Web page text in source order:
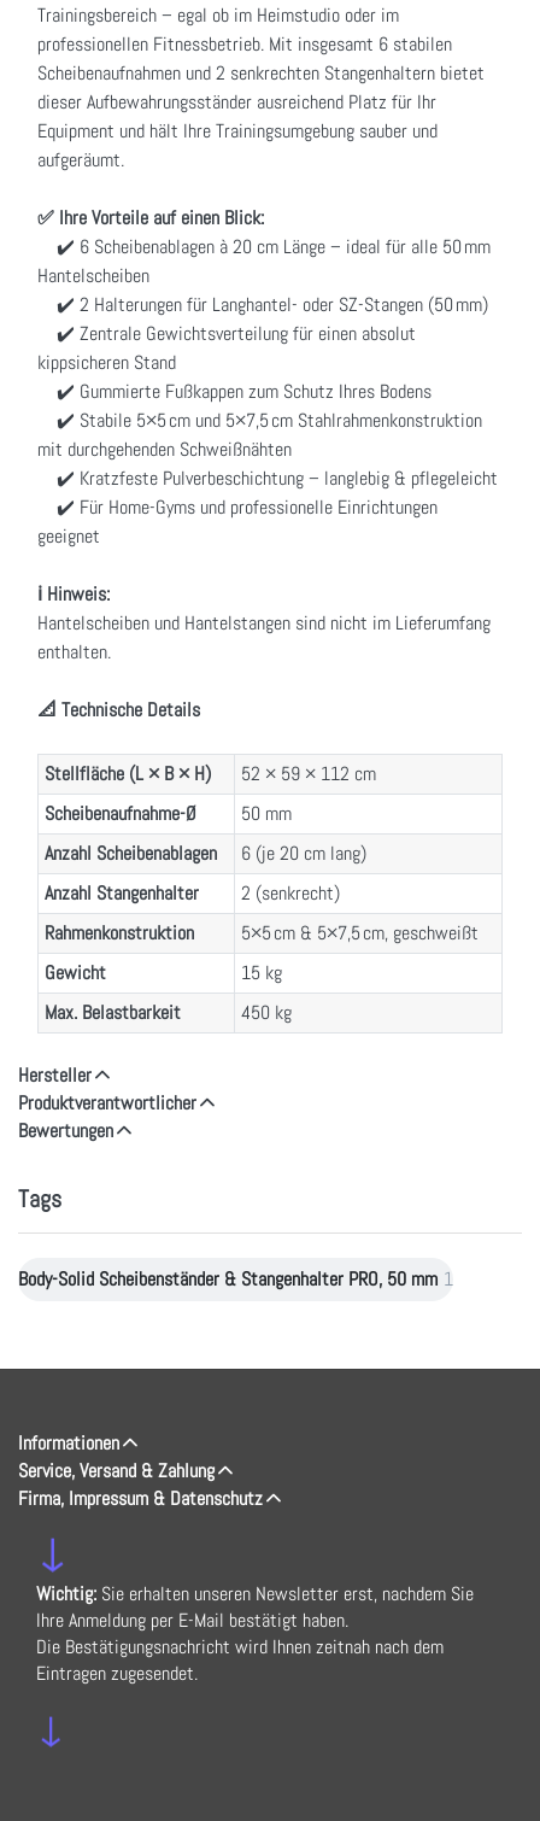
Trainingsbereich – egal ob im Heimstudio oder im
professionellen Fitnessbetrieb. Mit insgesamt 6 stabilen
Scheibenaufnahmen und 2 senkrechten Stangenhaltern bietet
dieser Aufbewahrungsständer ausreichend Platz für Ihr
Equipment und hält Ihre Trainingsumgebung sauber und
aufgeräumt.
✅ Ihre Vorteile auf einen Blick:
✔️ 6 Scheibenablagen à 20 cm Länge – ideal für alle 50 mm
Hantelscheiben
✔️ 2 Halterungen für Langhantel- oder SZ-Stangen (50 mm)
✔️ Zentrale Gewichtsverteilung für einen absolut
kippsicheren Stand
✔️ Gummierte Fußkappen zum Schutz Ihres Bodens
✔️ Stabile 5×5 cm und 5×7,5 cm Stahlrahmenkonstruktion
mit durchgehenden Schweißnähten
✔️ Kratzfeste Pulverbeschichtung – langlebig & pflegeleicht
✔️ Für Home-Gyms und professionelle Einrichtungen
geeignet
ℹ️ Hinweis:
Hantelscheiben und Hantelstangen sind nicht im Lieferumfang
enthalten.
📐 Technische Details
Stellfläche (L × B × H)
52 × 59 × 112 cm
Scheibenaufnahme-Ø
50 mm
Anzahl Scheibenablagen
6 (je 20 cm lang)
Anzahl Stangenhalter
2 (senkrecht)
Rahmenkonstruktion
5×5 cm & 5×7,5 cm, geschweißt
Gewicht
15 kg
Max. Belastbarkeit
450 kg
Hersteller
Produktverantwortlicher
Bewertungen
Tags
Body-Solid Scheibenständer & Stangenhalter PRO, 50 mm 1
Informationen
Service, Versand & Zahlung
Firma, Impressum & Datenschutz
↓
Wichtig: Sie erhalten unseren Newsletter erst, nachdem Sie
Ihre Anmeldung per E-Mail bestätigt haben.
Die Bestätigungsnachricht wird Ihnen zeitnah nach dem
Eintragen zugesendet.
↓